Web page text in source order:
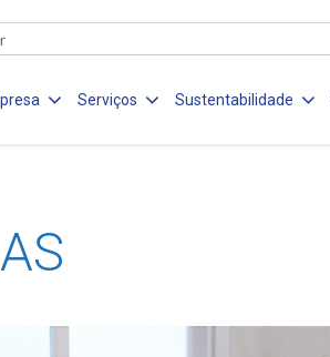
Serviços Sustentabilidade